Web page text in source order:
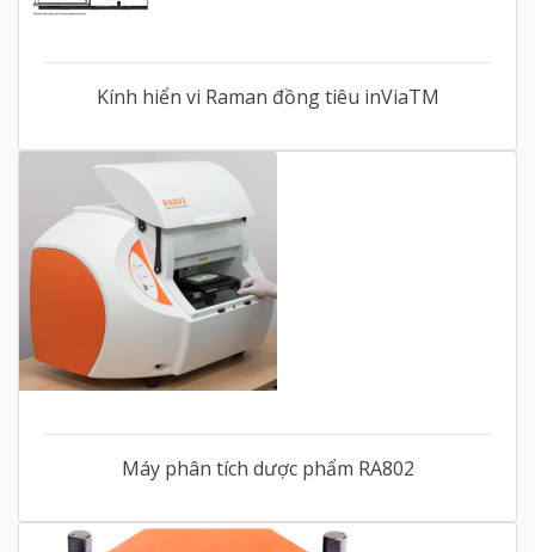
Kính hiển vi Raman đồng tiêu inViaTM
Máy phân tích dược phẩm RA802